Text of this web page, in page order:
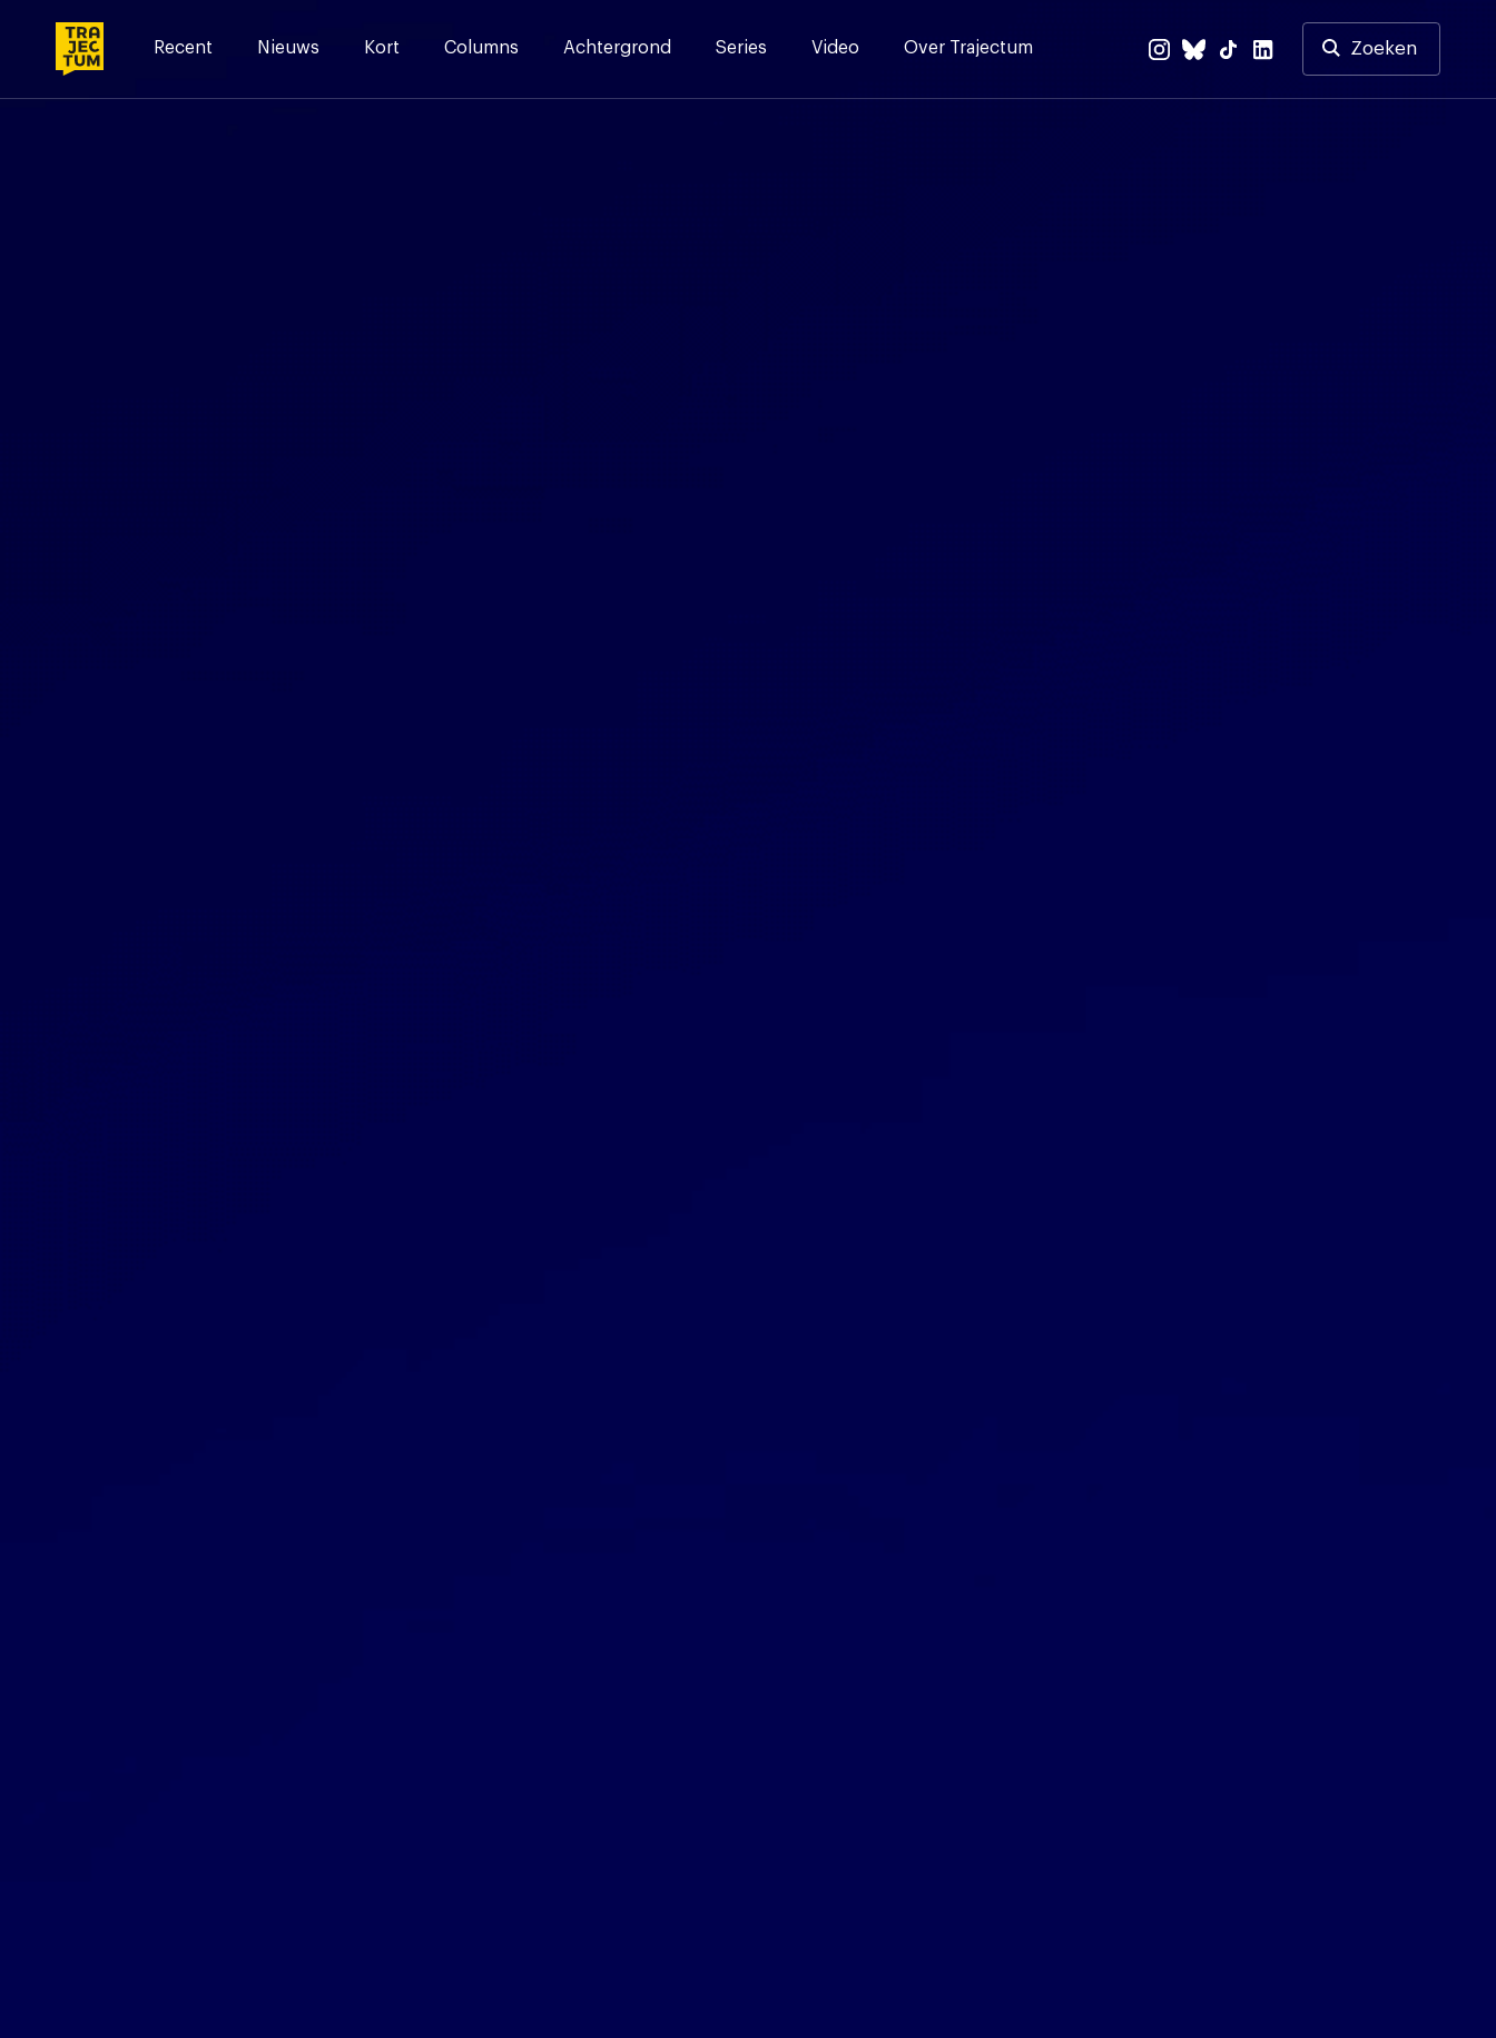
Recent Nieuws Kort Columns Achtergrond Series Video Over Trajectum Zoeken